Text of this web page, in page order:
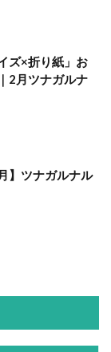
ズ×折り紙」お
2月ツナガルナ
】ツナガルナル